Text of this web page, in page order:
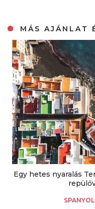
MÁS AJÁNLAT
Egy hetes nyaralás